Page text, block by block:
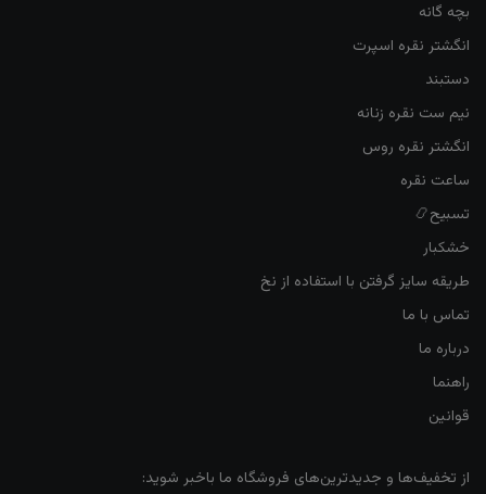
بچه گانه
انگشتر نقره اسپرت
دستبند
نیم ست نقره زنانه
انگشتر نقره روس
ساعت نقره
تسبیح📿
خشکبار
طریقه سایز گرفتن با استفاده از نخ
تماس با ما
درباره ما
راهنما
قوانین
از تخفیف‌ها و جدیدترین‌های فروشگاه ما باخبر شوید: